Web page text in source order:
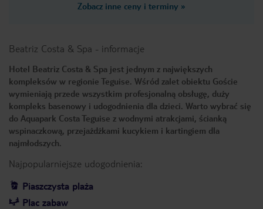
Zobacz inne ceny i terminy »
Beatriz Costa & Spa - informacje
Hotel Beatriz Costa & Spa jest jednym z największych
kompleksów w regionie Teguise. Wśród zalet obiektu Goście
wymieniają przede wszystkim profesjonalną obsługę, duży
kompleks basenowy i udogodnienia dla dzieci. Warto wybrać się
do Aquapark Costa Teguise z wodnymi atrakcjami, ścianką
wspinaczkową, przejażdżkami kucykiem i kartingiem dla
najmłodszych.
Najpopularniejsze udogodnienia:
Piaszczysta plaża
Plac zabaw